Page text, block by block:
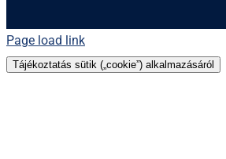
Page load link
Tájékoztatás sütik („cookie”) alkalmazásáról